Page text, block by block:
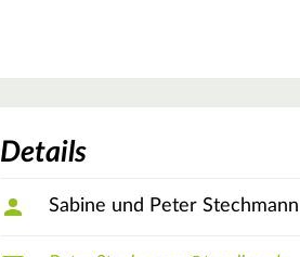
Details
Sabine und Peter Stechmann